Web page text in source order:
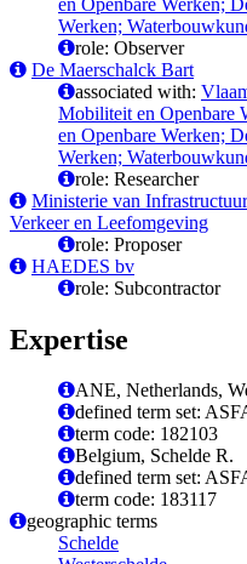
Werken;
role: Observer
De Maerschalck Bart
associated with:
Mobiliteit en Openbare
en Openbare Werken;
Werken;
role: Researcher
Ministerie van
Verkeer en Leefomgeving
role: Proposer
HAEDES bv
role: Subcontractor
Expertise
ANE, Netherlands,
defined term set:
term code: 182103
Belgium, Schelde R.
defined term set:
term code: 183117
geographic terms
Schelde